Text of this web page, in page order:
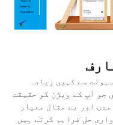
سے کہیں زیادہ
جو آپ کے ویژن کو حقیقت
اور بے مثال معیار
حل فراہم کرتے ہیں